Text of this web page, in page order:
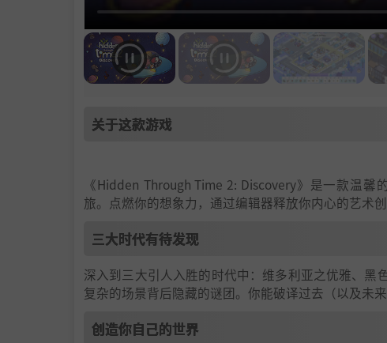
关于这款游戏
《Hidden Through Time 2: Discovery》是一款温
旅。点燃你的想象力，通过编辑器释放你内心的艺术
三大时代有待发现
深入到三大引人入胜的时代中：维多利亚之优雅、
复杂的场景背后隐藏的谜团。你能破译过去（以及未
创造你自己的世界